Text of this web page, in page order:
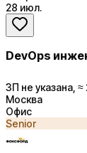
28 июл.
DevOps
ЗП не указана,
Москва
Офис
Senior